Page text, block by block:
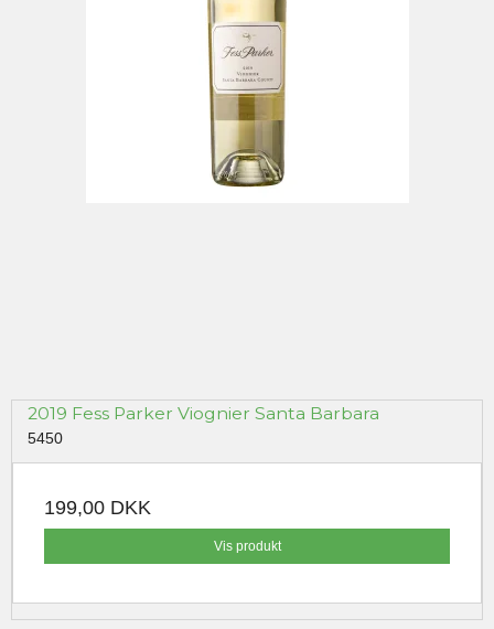
2019 Fess Parker Viognier Santa Barbara
5450
199,00 DKK
Vis produkt